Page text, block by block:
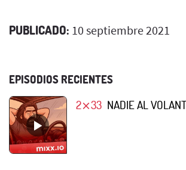
PUBLICADO: 10 septiembre 2021
EPISODIOS RECIENTES
2⨯33 NADIE AL